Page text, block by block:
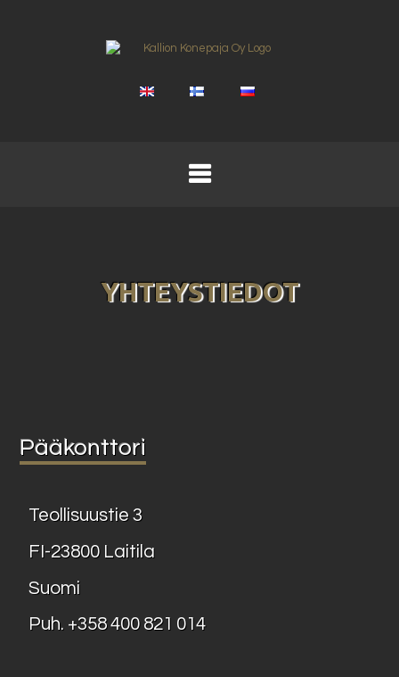
YHTEYSTIEDOT
Pääkonttori
Teollisuustie 3
FI-23800 Laitila
Suomi
Puh. +358 400 821 014